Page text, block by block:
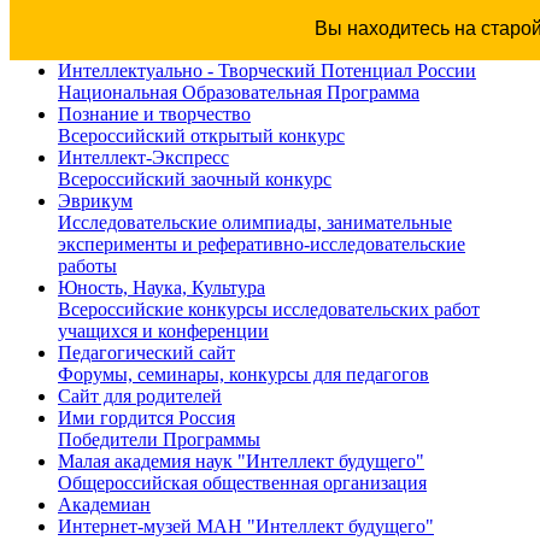
Вы находитесь на
Интеллектуально - Творческий Потенциал России
Национальная Образовательная Программа
Познание и творчество
Всероссийский открытый конкурс
Интеллект-Экспресс
Всероссийский заочный конкурс
Эврикум
Исследовательские олимпиады, занимательные
эксперименты и реферативно-исследовательские
работы
Юность, Наука, Культура
Всероссийские конкурсы исследовательских работ
учащихся и конференции
Педагогический сайт
Форумы, семинары, конкурсы для педагогов
Сайт для родителей
Ими гордится Россия
Победители Программы
Малая академия наук "Интеллект будущего"
Общероссийская общественная организация
Академиан
Интернет-музей МАН "Интеллект будущего"